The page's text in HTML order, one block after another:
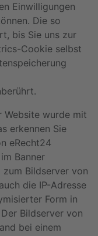
Einwilligungen
Die so
bis Sie uns zur
Cookie selbst
Website wurde mit
erkennen Sie
eRecht24
Banner
zum Bildserver von
die IP-Adresse
Form in
Bildserver von
bei einem